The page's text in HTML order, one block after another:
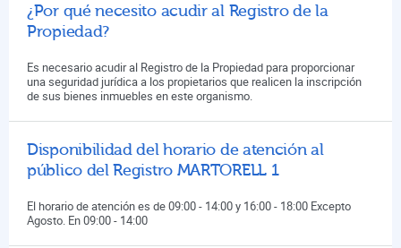
¿Por qué necesito acudir al Registro de la
Propiedad?
Es necesario acudir al Registro de la Propiedad para proporcionar
una seguridad jurídica a los propietarios que realicen la inscripción
de sus bienes inmuebles en este organismo.
Disponibilidad del horario de atención al
público del Registro MARTORELL 1
El horario de atención es de 09:00 - 14:00 y 16:00 - 18:00 Excepto
Agosto. En 09:00 - 14:00